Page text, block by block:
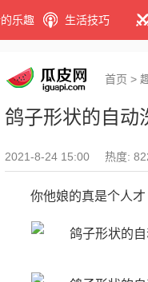
乐趣 生活技巧
首页 >
鸽子形状的自动
2021-8-24 15:00 热度:
你他娘的真是个人才